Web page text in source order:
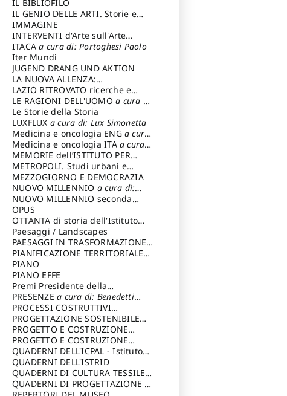
IL BIBLIOFILO
IL GENIO DELLE ARTI. Storie e
interpretazione
IMMAGINE
INTERVENTI d'Arte sull'Arte
dedicata alla cultura della
conservazione d’arte
Fondazione Paola Droghetti onlus
ITACAa cura di: Portoghesi Paolo
Iter Mundi
JUGEND DRANG UND AKTION
LA NUOVA ALLENZA:
ARCHITETTURA & AMBIENTE
LAZIO RITROVATO ricerche e
restauri
LE RAGIONI DELL'UOMOa cura di:
Lombardi Satriani Luigi
Le Storie della Storia
LUXFLUX a cura di: Lux Simonetta
Medicina e oncologia ENG a cura
di: Lopez Massimo
Medicina e oncologia ITA a cura
di: Lopez Massimo
MEMORIE dell’ISTITUTO PER
STORIA DEL RISORGIMENTO
METROPOLI. Studi urbani e
regionali
MEZZOGIORNO E DEMOCRAZIA
NUOVO MILLENNIO a cura di:
Capaldo Pellegrino
NUOVO MILLENNIO seconda
serie
Francesco
OPUS
OTTANTA di storia dell'Istituto
storia dell’Istitutoa cura di:
Cavalieri Patrizia
Paesaggi / Landscapes
PAESAGGI IN TRASFORMAZIONEa
cura di: Corti Enrico A.
PIANIFICAZIONE TERRITORIALE
URBANISTICA ED AMBIENTALE
cura di: Costa Enrico
PIANO
PIANO EFFE
Premi Presidente della
Repubblica
PRESENZEa cura di: Benedetti
Sandro
PROCESSI COSTRUTTIVI
DELL'ARCHITETTURAa cura di:
Ippoliti Alessandro
PROGETTAZIONE SOSTENIBILE
PARTECIPATA
PROGETTO E COSTRUZIONE
DELL’ARCHITETTURA
PROGETTO E COSTRUZIONE
SOSTENIBILE
QUADERNI DELL'ICPAL - Istituto
centrale per il restauro e la
conservazione del patrimonio
archivistico e librario
QUADERNI DELL'ISTRID
QUADERNI DI CULTURA TESSILEa
cura di: Crispolti Livia
QUADERNI DI PROGETTAZIONE a